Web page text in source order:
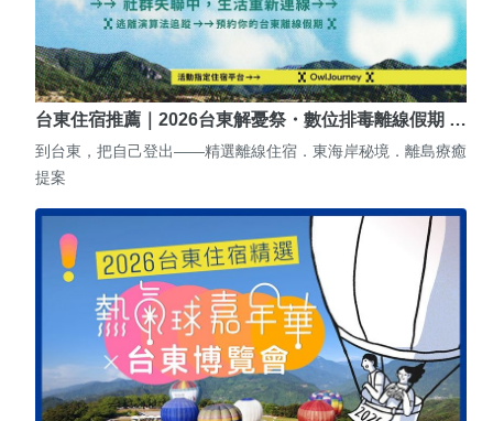
台東住宿推薦｜2026台東解憂祭・數位排毒離線假期 …
到台東，把自己登出——精選離線住宿．東海岸秘境．離島療癒
提案